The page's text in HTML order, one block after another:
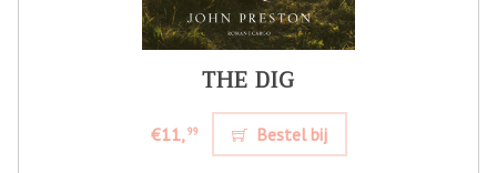
THE DIG
€11,99 Bestel bij